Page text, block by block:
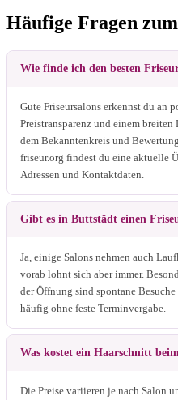
Häufige Fragen
Wie finde ich den besten
Gute Friseursalons erkennst du an
Preistransparenz und einem
dem Bekanntenkreis und
friseur.org findest du eine aktuelle
Adressen und Kontaktdaten.
Gibt es in Buttstädt einen
Ja, einige Salons nehmen auch
vorab lohnt sich aber immer.
der Öffnung sind spontane
häufig ohne feste Terminvergabe.
Was kostet ein Haarschnitt
Die Preise variieren je nach Salon